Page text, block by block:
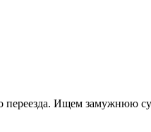
переезда. Ищем замужнюю